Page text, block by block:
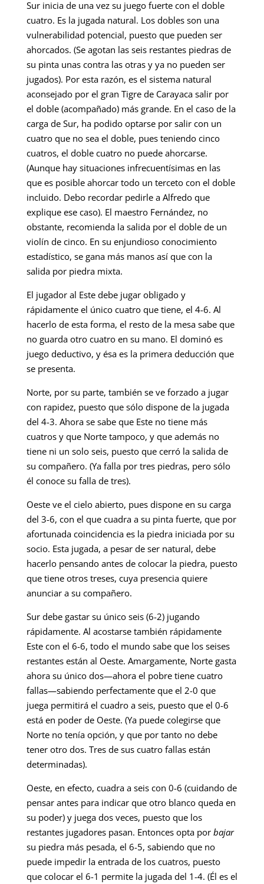
Sur inicia de una vez su juego fuerte con el doble
cuatro. Es la jugada natural. Los dobles son una
vulnerabilidad potencial, puesto que pueden ser
ahorcados. (Se agotan las seis restantes piedras de
su pinta unas contra las otras y ya no pueden ser
jugados). Por esta razón, es el sistema natural
aconsejado por el gran Tigre de Carayaca salir por
el doble (acompañado) más grande. En el caso de la
carga de Sur, ha podido optarse por salir con un
cuatro que no sea el doble, pues teniendo cinco
cuatros, el doble cuatro no puede ahorcarse.
(Aunque hay situaciones infrecuentísimas en las
que es posible ahorcar todo un terceto con el doble
incluido. Debo recordar pedirle a Alfredo que
explique ese caso). El maestro Fernández, no
obstante, recomienda la salida por el doble de un
violín de cinco. En su enjundioso conocimiento
estadístico, se gana más manos así que con la
salida por piedra mixta.
El jugador al Este debe jugar obligado y
rápidamente el único cuatro que tiene, el 4-6. Al
hacerlo de esta forma, el resto de la mesa sabe que
no guarda otro cuatro en su mano. El dominó es
juego deductivo, y ésa es la primera deducción que
se presenta.
Norte, por su parte, también se ve forzado a jugar
con rapidez, puesto que sólo dispone de la jugada
del 4-3. Ahora se sabe que Este no tiene más
cuatros y que Norte tampoco, y que además no
tiene ni un solo seis, puesto que cerró la salida de
su compañero. (Ya falla por tres piedras, pero sólo
él conoce su falla de tres).
Oeste ve el cielo abierto, pues dispone en su carga
del 3-6, con el que cuadra a su pinta fuerte, que por
afortunada coincidencia es la piedra iniciada por su
socio. Esta jugada, a pesar de ser natural, debe
hacerlo pensando antes de colocar la piedra, puesto
que tiene otros treses, cuya presencia quiere
anunciar a su compañero.
Sur debe gastar su único seis (6-2) jugando
rápidamente. Al acostarse también rápidamente
Este con el 6-6, todo el mundo sabe que los seises
restantes están al Oeste. Amargamente, Norte gasta
ahora su único dos—ahora el pobre tiene cuatro
fallas—sabiendo perfectamente que el 2-0 que
juega permitirá el cuadro a seis, puesto que el 0-6
está en poder de Oeste. (Ya puede colegirse que
Norte no tenía opción, y que por tanto no debe
tener otro dos. Tres de sus cuatro fallas están
determinadas).
Oeste, en efecto, cuadra a seis con 0-6 (cuidando de
pensar antes para indicar que otro blanco queda en
su poder) y juega dos veces, puesto que los
restantes jugadores pasan. Entonces opta por bajar
su piedra más pesada, el 6-5, sabiendo que no
puede impedir la entrada de los cuatros, puesto
que colocar el 6-1 permite la jugada del 1-4. (Él es el